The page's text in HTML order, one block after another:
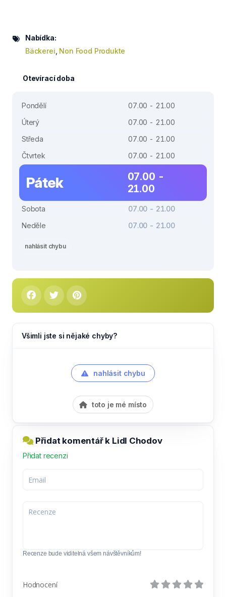
Nabídka:
Bäckerei Non Food Produkte
Otevírací doba
Pondělí
07.00 - 21.00
Úterý
07.00 - 21.00
Středa
07.00 - 21.00
Čtvrtek
07.00 - 21.00
Pátek
07.00 -
21.00
Sobota
07.00 - 21.00
Neděle
07.00 - 21.00
nahlásit chybu
Všimli jste si nějaké chyby?
nahlásit chybu
toto je mé místo
Přidat komentář k Lidl Chodov
Přidat recenzi
Recenze bude viditelná všem návštěvníkům!
Hodnocení